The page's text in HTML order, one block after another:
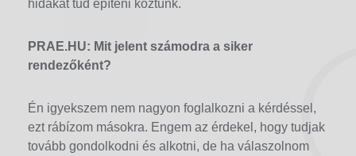
hidakat tud építeni köztünk.
PRAE.HU: Mit jelent számodra a siker
rendezőként?
Én igyekszem nem nagyon foglalkozni a kérdéssel,
ezt rábízom másokra. Engem az érdekel, hogy tudjak
tovább gondolkodni és alkotni, de ha válaszolnom